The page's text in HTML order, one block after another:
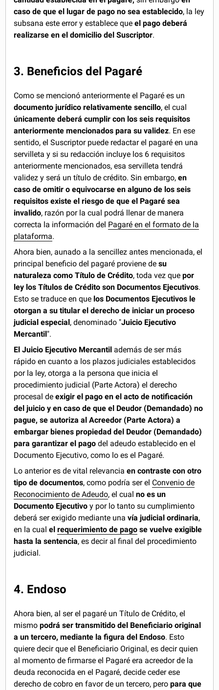
caso de que el lugar de pago no sea establecido, la ley
subsana este error y establece queel pago deberá
realizarse en el domicilio del Suscriptor.
3. Beneficios del Pagaré
Como se mencionó anteriormente el Pagaré es un
documento jurídico relativamente sencillo, el cual
únicamente deberá cumplir con los seis requisitos
anteriormente mencionados para su validez. En ese
sentido, el Suscriptor puede redactar el pagaré en una
servilleta y si su redacción incluye los 6 requisitos
anteriormente mencionados, esa servilleta tendrá
validez y será un título de crédito. Sin embargo, en
caso de omitir o equivocarse en alguno de los seis
requisitos existe el riesgo de que el Pagaré sea
invalido, razón por la cual podrá llenar de manera
correcta la información del Pagaré en el formato de la
plataforma.
Ahora bien, aunado a la sencillez antes mencionada, el
principal beneficio del pagaré proviene desu
naturaleza como Título de Crédito, toda vez quepor
ley los Títulos de Crédito son Documentos Ejecutivos.
Esto se traduce en que los Documentos Ejecutivos le
otorgan a su titular el derecho de iniciar un proceso
judicial especial, denominado "Juicio Ejecutivo
Mercantil".
El Juicio Ejecutivo Mercantil además de ser más
rápido en cuanto a los plazos judiciales establecidos
por la ley, otorga a la persona que inicia el
procedimiento judicial (Parte Actora) el derecho
procesal deexigir el pago en el acto de notificación
del juicio y en caso de que el Deudor (Demandado) no
pague, se autoriza al Acreedor (Parte Actora) a
embargar bienes propiedad del Deudor (Demandado)
para garantizar el pago del adeudo establecido en el
Documento Ejecutivo, como lo es el Pagaré.
Lo anterior es de vital relevanciaen contraste con otro
tipo de documentos, como podría ser el Convenio de
Reconocimiento de Adeudo, el cualno es un
Documento Ejecutivo y por lo tanto su cumplimiento
deberá ser exigido mediante unavía judicial ordinaria,
en la cualelrequerimiento de pago se vuelve exigible
hasta la sentencia, es decir al final del procedimiento
judicial.
4. Endoso
Ahora bien, al ser el pagaré un Título de Crédito, el
mismopodrá ser transmitido del Beneficiario original
a un tercero, mediante la figura del Endoso. Esto
quiere decir que el Beneficiario Original, es decir quien
al momento de firmarse el Pagaré era acreedor de la
deuda reconocida en el Pagaré, decide ceder ese
derecho de cobro en favor de un tercero, peropara que